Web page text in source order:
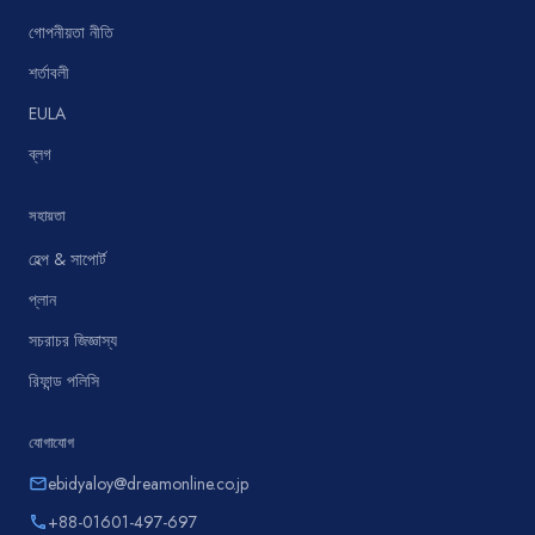
গোপনীয়তা নীতি
শর্তাবলী
EULA
ব্লগ
সহায়তা
হেল্প & সাপোর্ট
প্লান
সচরাচর জিজ্ঞাস্য
রিফান্ড পলিসি
যোগাযোগ
emailebidyaloy@dreamonline.co.jp
phone+88-01601-497-697